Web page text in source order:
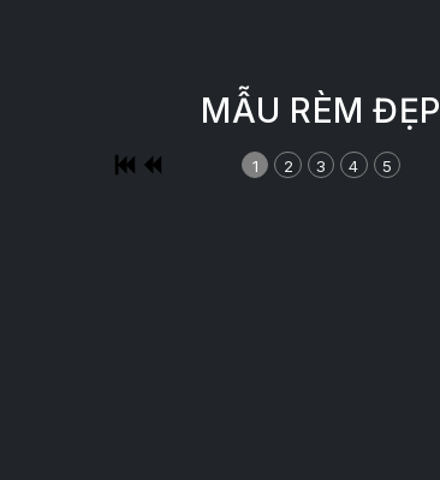
MẪU RÈM ĐẸP
1 2 3 4 5